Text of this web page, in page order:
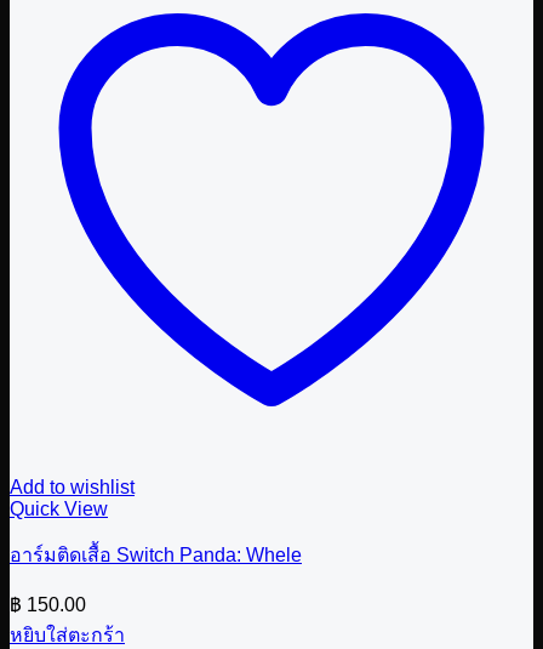
Add to wishlist
Quick View
อาร์มติดเสื้อ Switch Panda: Whele
฿ 150.00
หยิบใส่ตะกร้า